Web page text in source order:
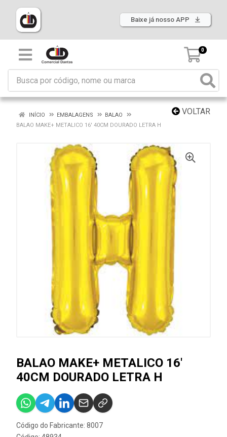
Baixe já nosso APP
0
VOLTAR
INÍCIO EMBALAGENS
BALAO
BALAO MAKE+ METALICO 16' 40CM DOURADO LETRA H
BALAO MAKE+ METALICO 16'
40CM DOURADO LETRA H
Código do Fabricante: 8007